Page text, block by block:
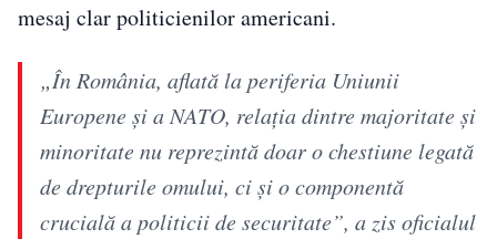
mesaj clar politicienilor americani.
„În România, aflată la periferia Uniunii
Europene și a NATO, relația dintre majoritate și
minoritate nu reprezintă doar o chestiune legată
de drepturile omului, ci și o componentă
crucială a politicii de securitate”, a zis oficialul